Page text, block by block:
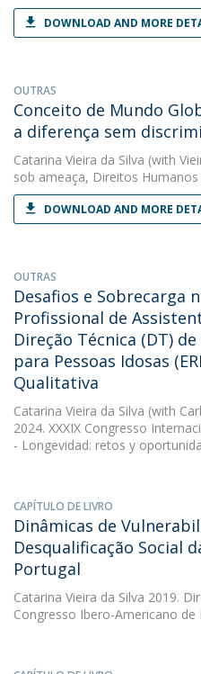
DOWNLOAD AND MORE
OUTRAS
Conceito de Mundo
a diferença sem
Catarina Vieira da Silva (with
sob ameaça, Direitos
DOWNLOAD AND MORE
OUTRAS
Desafios e Sobrecarga
Profissional de
Direção Técnica (DT)
para Pessoas Idosas
Qualitativa
Catarina Vieira da Silva (with
2024. XXXIX Congresso
- Longevidad: retos y
CAPÍTULO DE LIVRO
Dinâmicas de
Desqualificação Social
Portugal
Catarina Vieira da Silva 2019.
Congresso Ibero-Americano de